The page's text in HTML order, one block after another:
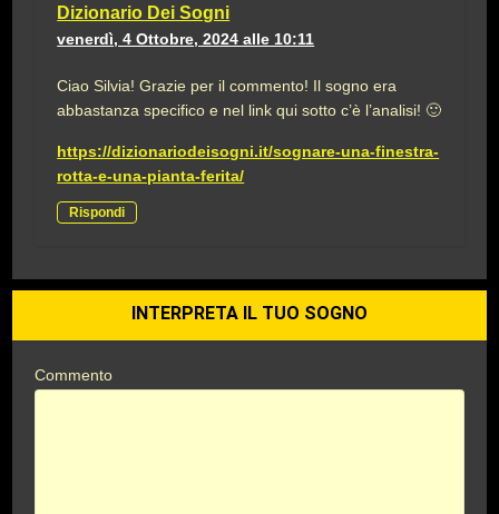
Dizionario Dei Sogni
venerdì, 4 Ottobre, 2024 alle 10:11
Ciao Silvia! Grazie per il commento! Il sogno era
abbastanza specifico e nel link qui sotto c’è l’analisi! 🙂
https://dizionariodeisogni.it/sognare-una-finestra-
rotta-e-una-pianta-ferita/
Rispondi
INTERPRETA IL TUO SOGNO
Commento